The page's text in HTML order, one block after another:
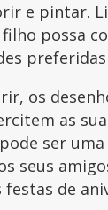
e pintar.
possa
preferidas
os
as
ser
seus
festas de